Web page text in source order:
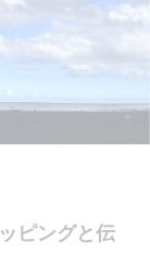
ピングと伝